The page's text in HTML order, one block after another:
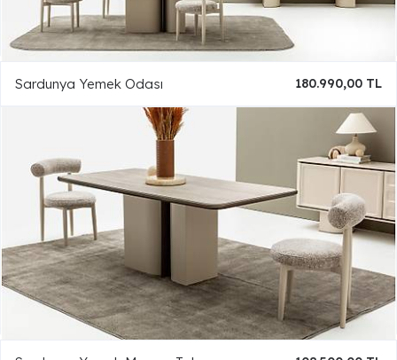
Sardunya Yemek Odası 180.990,00 TL